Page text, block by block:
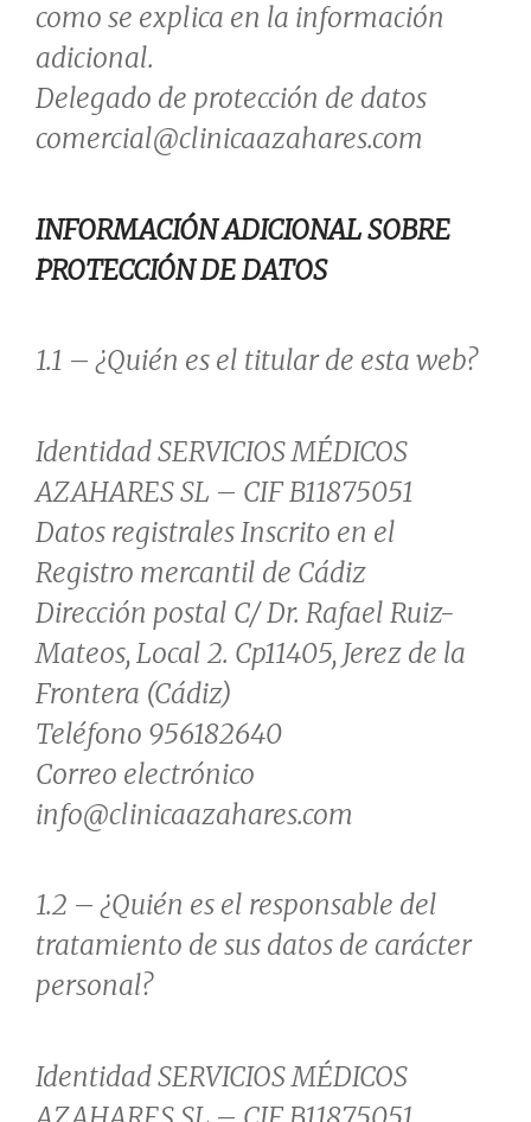
como se explica en la información
adicional.
Delegado de protección de datos
comercial@clinicaazahares.com
INFORMACIÓN ADICIONAL SOBRE
PROTECCIÓN DE DATOS
1.1 – ¿Quién es el titular de esta web?
Identidad SERVICIOS MÉDICOS
AZAHARES SL – CIF B11875051
Datos registrales Inscrito en el
Registro mercantil de Cádiz
Dirección postal C/ Dr. Rafael Ruiz-
Mateos, Local 2. Cp11405, Jerez de la
Frontera (Cádiz)
Teléfono 956182640
Correo electrónico
info@clinicaazahares.com
1.2 – ¿Quién es el responsable del
tratamiento de sus datos de carácter
personal?
Identidad SERVICIOS MÉDICOS